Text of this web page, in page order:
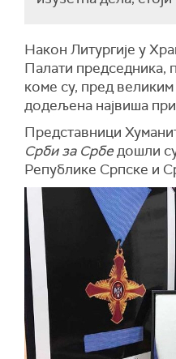
Након Литургије у
Палати председника,
коме су, пред великим
додељена највиша
Представници
Срби за Србедошли су
Републике Српске и